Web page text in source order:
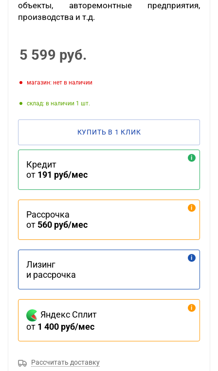
объекты, авторемонтные предприятия,
производства и т.д.
5 599 руб.
Магазин: нет в наличии
Склад: в наличии 1
КУПИТЬ В 1 КЛИК
Кредит
от 191 руб/мес
Рассрочка
от 560 руб/мес
Лизинг
и рассрочка
Яндекс Сплит
от 1 400 руб/мес
Рассчитать доставку